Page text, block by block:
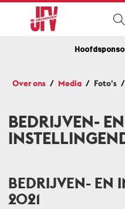
Over ons Media Foto's
BEDRIJVEN- EN
BEDRIJVEN- EN
2021